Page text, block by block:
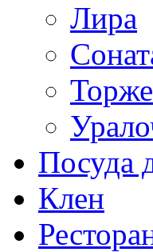
Лира
Посуда
Клен